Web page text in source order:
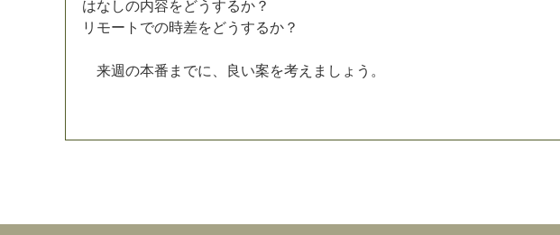
はな しの内容をどう するか ？
リ モー ト での時差をどう するか ？
来週の本番 ま でに 良 い案を考え ま し ょ う 。